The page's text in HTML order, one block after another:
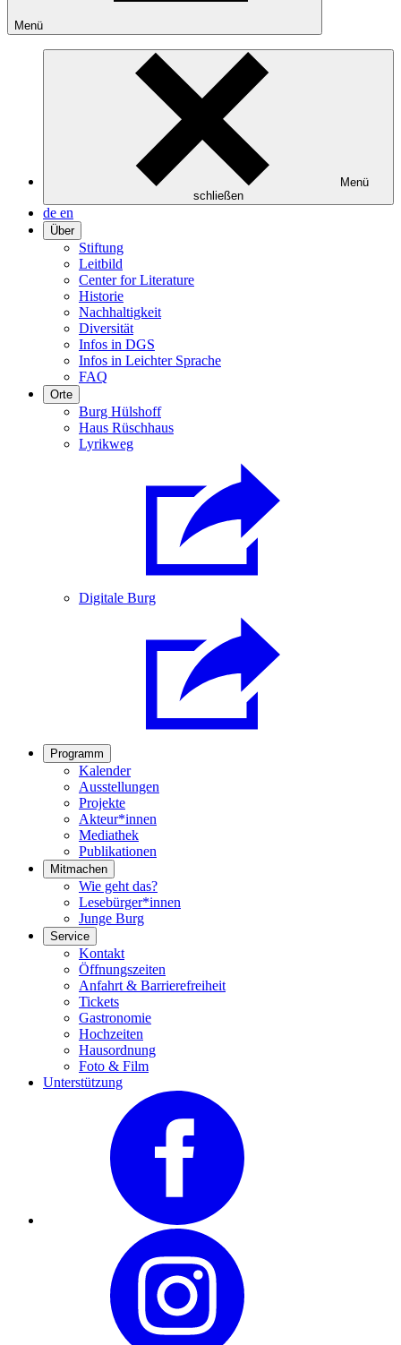
Menü
Menü
schließen
de en
Über
Stiftung
Leitbild
Center for Literature
Historie
Nachhaltigkeit
Diversität
Infos in DGS
Infos in Leichter Sprache
FAQ
Orte
Burg Hülshoff
Haus Rüschhaus
Lyrikweg
Digitale Burg
Programm
Kalender
Ausstellungen
Projekte
Akteur*innen
Mediathek
Publikationen
Mitmachen
Wie geht das?
Lesebürger*innen
Junge Burg
Service
Kontakt
Öffnungszeiten
Anfahrt & Barrierefreiheit
Tickets
Gastronomie
Hochzeiten
Hausordnung
Foto & Film
Unterstützung